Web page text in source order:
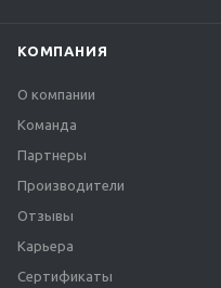
КОМПАНИЯ
О компании
Команда
Партнеры
Производители
Отзывы
Карьера
Сертификаты